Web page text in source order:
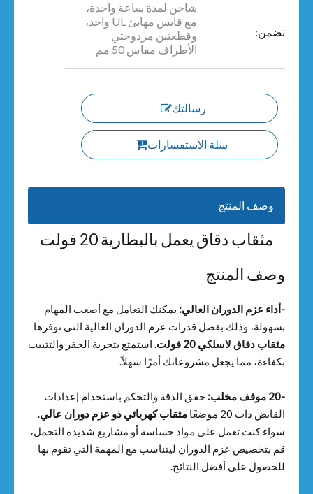
تضمن:
شاحن لمدة ساعة واحدة،
مع قابس مهايئ UL واحد،
وقطعتين مزدوجتي
الأطراف مقاس 50 مم
رسالتك
سلة الاستفسارات
وصف المنتج
مثقاب دقاق يعمل بالبطارية 20 فولت
وصف المنتج
-أداء عزم الدوران العالي: يمكنك التعامل مع أصعب المهام
بسهولة، وذلك بفضل قدرات عزم الدوران العالية التي نوفرها
مثقاب دقاق لاسلكي 20 فولت
. استمتع بتجربة الحفر والتثبيت
بكفاءة، مما يجعل مشروعاتك أمرًا سهلاً.
-20 موقف مخلب:
حقق الدقة والتحكم باستخدام إعدادات
القابض ذات 20 موضعًا
مثقاب كهربائي ذو عزم دوران عالي.
سواء كنت تعمل على مواد حساسة أو مشاريع شديدة التحمل،
قم بتخصيص عزم الدوران ليتناسب مع المهمة التي تقوم بها
للحصول على أفضل النتائج.